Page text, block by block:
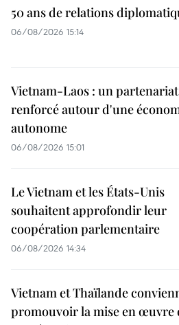
50 ans de relations
06/08/2026 15:14
Vietnam-Laos : un partenariat
renforcé autour d'une
autonome
06/08/2026 15:01
Le Vietnam et les États-Unis
souhaitent approfondir leur
coopération parlementaire
06/08/2026 14:34
Vietnam et Thaïlande
promouvoir la mise en œuvre